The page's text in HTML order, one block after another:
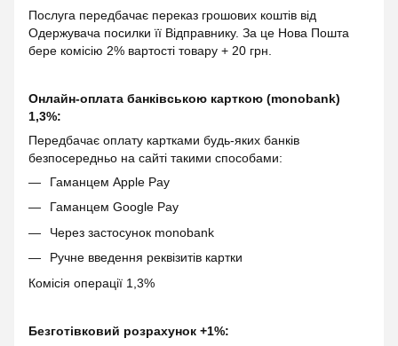
Послуга передбачає переказ грошових коштів від
Одержувача посилки її Відправнику. За це Нова Пошта
бере комісію 2% вартості товару + 20 грн.
Онлайн-оплата банківською карткою (monobank)
1,3%:
Передбачає оплату картками будь-яких банків
безпосередньо на сайті такими способами:
Гаманцем Apple Pay
Гаманцем Google Pay
Через застосунок monobank
Ручне введення реквізитів картки
Комісія операції 1,3%
Безготівковий розрахунок +1%: